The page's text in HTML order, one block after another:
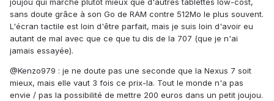
joujou qui marche plutôt mieux que d'autres tablettes low-cost,
sans doute grâce à son Go de RAM contre 512Mo le plus souvent.
L'écran tactile est loin d'être parfait, mais je suis loin d'avoir eu
autant de mal avec que ce que tu dis de la 707 (que je n'ai
jamais essayée).
@Kenzo979 : je ne doute pas une seconde que la Nexus 7 soit
mieux, mais elle vaut 3 fois ce prix-la. Tout le monde n'a pas
envie / pas la possibilité de mettre 200 euros dans un petit joujou.